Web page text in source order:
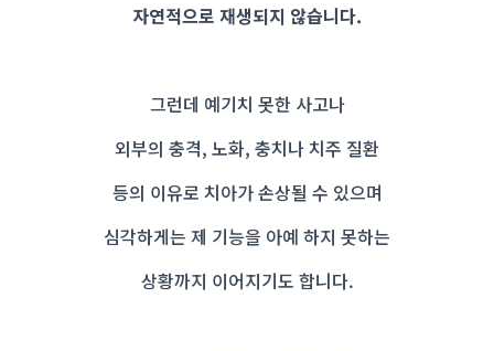
자연적으로 재생되지 않습니다.
그런데 예기치 못한 사고나
외부의 충격, 노화, 충치나 치주 질환
등의 이유로 치아가 손상될 수 있으며
심각하게는 제 기능을 아예 하지 못하는
상황까지 이어지기도 합니다.